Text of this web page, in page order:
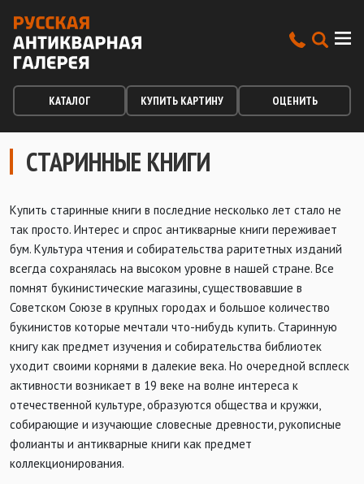
КАТАЛОГ КУПИТЬ КАРТИНУ ОЦЕНИТЬ
СТАРИННЫЕ КНИГИ
Купить старинные книги в последние несколько лет стало не
так просто. Интерес и спрос антикварные книги переживает
бум. Культура чтения и собирательства раритетных изданий
всегда сохранялась на высоком уровне в нашей стране. Все
помнят букинистические магазины, существовавшие в
Советском Союзе в крупных городах и большое количество
букинистов которые мечтали что-нибудь купить. Старинную
книгу как предмет изучения и собирательства библиотек
уходит своими корнями в далекие века. Но очередной всплеск
активности возникает в 19 веке на волне интереса к
отечественной культуре, образуются общества и кружки,
собирающие и изучающие словесные древности, рукописные
фолианты и антикварные книги как предмет
коллекционирования.